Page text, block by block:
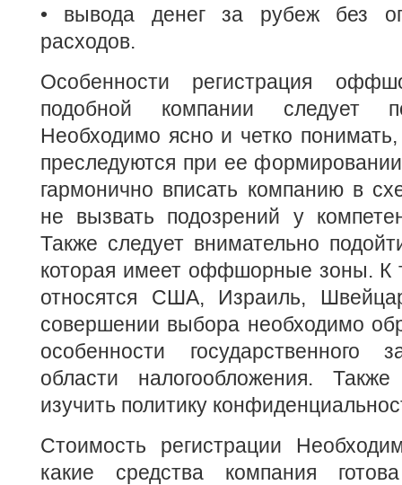
• вывода денег за рубеж без
расходов.
Особенности регистрация
подобной компании следует
Необходимо ясно и четко
преследуются при ее
гармонично вписать компанию в
не вызвать подозрений у
Также следует внимательно
которая имеет оффшорные зоны. К
относятся США, Израиль,
совершении выбора необходимо
особенности государственного
области налогообложения.
изучить политику
Стоимость регистрации
какие средства компания